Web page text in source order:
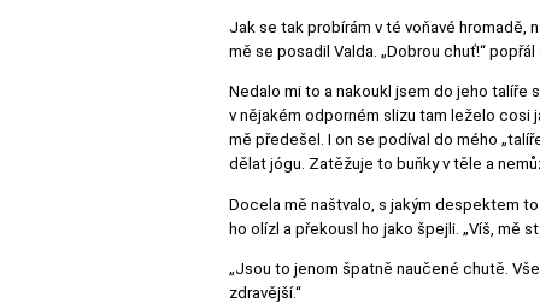
Jak se tak probírám v té voňavé hromadě,
mě se posadil Valda. „Dobrou chuť!“
Nedalo mi to a nakoukl jsem do jeho talíře
v nějakém odporném slizu tam leželo cosi
mě předešel. I on se podíval do mého
dělat jógu. Zatěžuje to buňky v těle a
Docela mě naštvalo, s jakým despektem
ho olízl a překousl ho jako špejli. „Víš, mě
„Jsou to jenom špatně naučené chutě.
zdravější.“